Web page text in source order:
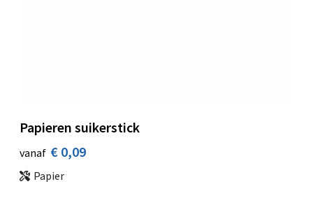
Papieren suikerstick
vanaf € 0,09
Papier